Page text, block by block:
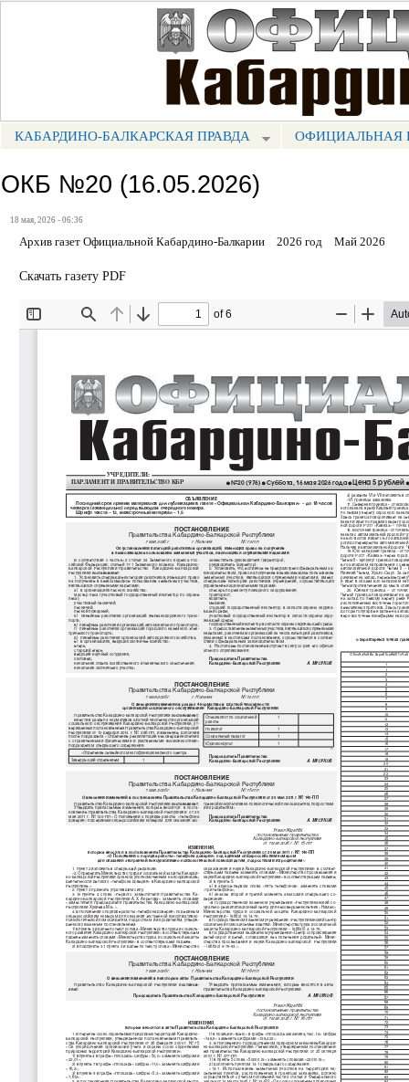
МЕНЮ КБП
КАБАРДИНО-БАЛКАРСКАЯ ПРАВДА ОФИЦИАЛЬНАЯ
ОКБ №20 (16.05.2026)
18 мая, 2026 - 06:36
Архив газет Официальной Кабардино-Балкарии 2026 год Май 2026
Скачать газету PDF